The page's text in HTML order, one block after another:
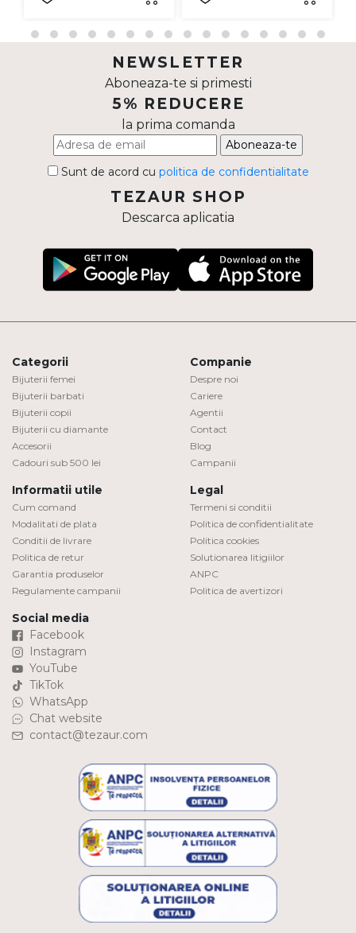
NEWSLETTER
Aboneaza-te si primesti
5% REDUCERE
la prima comanda
Aboneaza-te
Sunt de acord cu politica de confidentialitate
TEZAUR SHOP
Descarca aplicatia
Categorii
Bijuterii femei
Bijuterii barbati
Bijuterii copii
Bijuterii cu diamante
Accesorii
Cadouri sub 500 lei
Companie
Despre noi
Cariere
Agentii
Contact
Blog
Campanii
Informatii utile
Cum comand
Modalitati de plata
Conditii de livrare
Politica de retur
Garantia produselor
Regulamente campanii
Legal
Termeni si conditii
Politica de confidentialitate
Politica cookies
Solutionarea litigiilor
ANPC
Politica de avertizori
Social media
Facebook
Instagram
YouTube
TikTok
WhatsApp
Chat website
contact@tezaur.com